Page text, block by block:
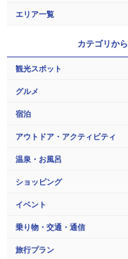
エリア一覧
カテゴリから
観光スポット
グルメ
宿泊
アウトドア・アクティビティ
温泉・お風呂
ショッピング
イベント
乗り物・交通・通信
旅行プラン